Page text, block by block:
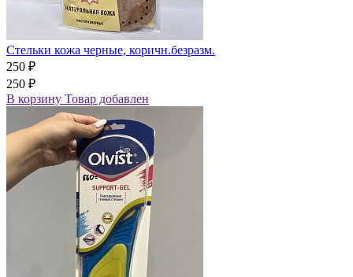
Стельки кожа черные, коричн.безразм.
250 ₽
250 ₽
В корзину Товар добавлен